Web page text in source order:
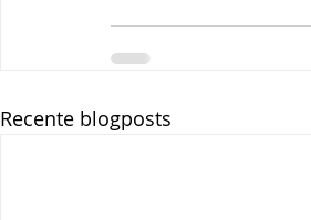
Recente blogposts